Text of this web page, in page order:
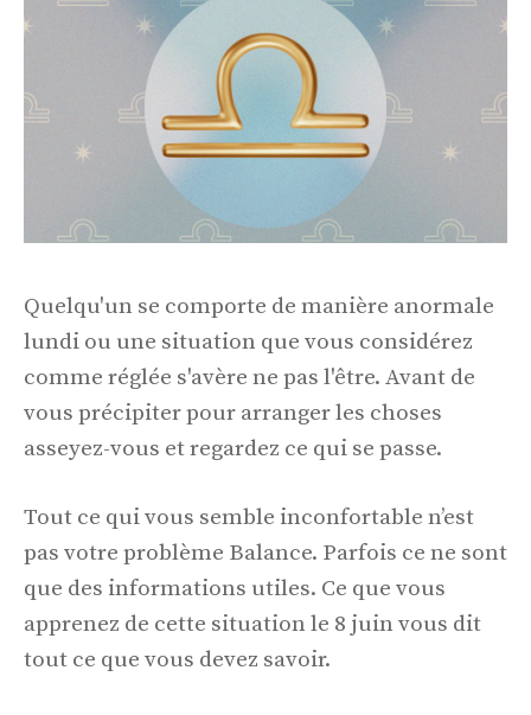
Quelqu'un se comporte de manière anormale
lundi ou une situation que vous considérez
comme réglée s'avère ne pas l'être. Avant de
vous précipiter pour arranger les choses
asseyez-vous et regardez ce qui se passe.
Tout ce qui vous semble inconfortable n’est
pas votre problème Balance. Parfois ce ne sont
que des informations utiles. Ce que vous
apprenez de cette situation le 8 juin vous dit
tout ce que vous devez savoir.